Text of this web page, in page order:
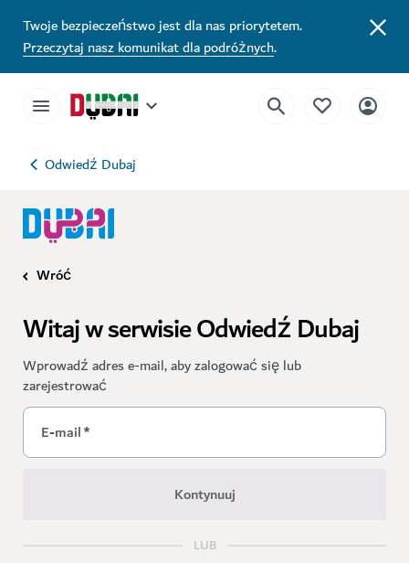
Twoje bezpieczeństwo jest dla nas priorytetem.
Przeczytaj nasz komunikat dla podróżnych.
Odwiedź Dubaj
Wróć
Witaj w serwisie Odwiedź Dubaj
Wprowadź adres e-mail, aby zalogować się lub
zarejestrować
E-mail*
Kontynuuj
LUB